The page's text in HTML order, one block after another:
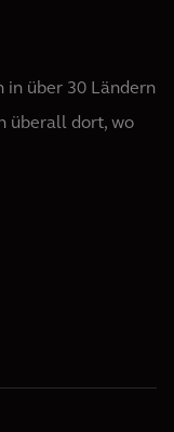
über 30 Ländern
überall dort, wo